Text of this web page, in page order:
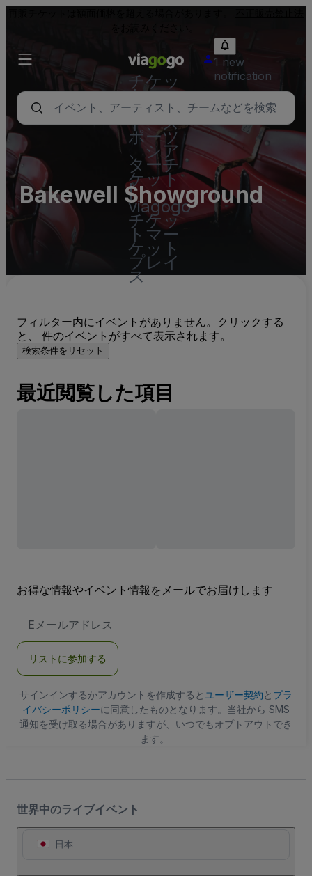
チケッ
ト - コ
ンサー
ト、ス
ポーツ
、シア
ターチ
ケット
|
viagogo
チケッ
トマー
ケット
プレイ
ス
1 new
notification
Bakewell Showground
フィルター内にイベントがありません。クリックする
と、 件のイベントがすべて表示されます。
検索条件をリセット
最近閲覧した項目
お得な情報やイベント情報をメールでお届けします
メ
ア
ス
リストに参加する
サインインするかアカウントを作成すると ユーザー契約と プラ
イバシーポリシーに同意したものとなります。当社から SMS
通知を受け取る場合がありますが、いつでもオプトアウトでき
ます。
世界中のライブイベント
日本